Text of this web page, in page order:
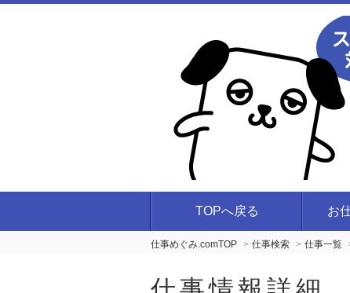
TOPへ戻る お
仕事めぐみ.comTOP 仕事検索 仕事一覧